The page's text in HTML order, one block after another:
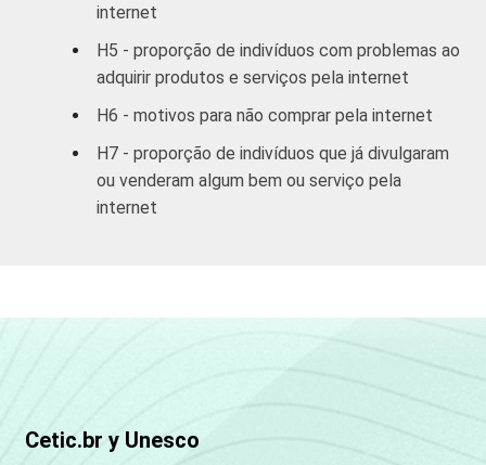
FAMILIAR
1 SM - 2 SM 2
3 SM - 5 SM 4
internet
H5 - proporção de indivíduos com problemas ao
adquirir produtos e serviços pela internet
H6 - motivos para não comprar pela internet
H7 - proporção de indivíduos que já divulgaram
ou venderam algum bem ou serviço pela
internet
Cetic.br y Unesco